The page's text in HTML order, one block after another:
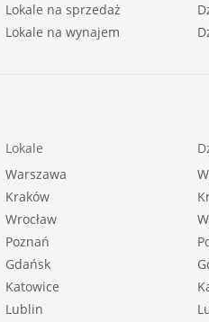
Lokale na sprzedaż
Lokale na wynajem
Lokale
Warszawa
Kraków
Wrocław
Poznań
Gdańsk
Katowice
Lublin